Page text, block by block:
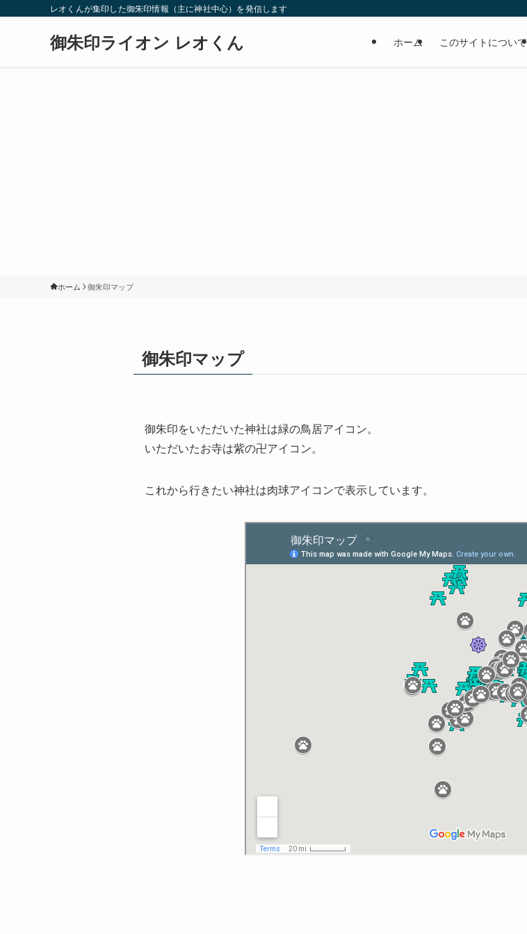
レオくんが集印した御朱印情報（主に神社中心）を発信します
御朱印ライオン レオくん ホーム このサイトについて
ホーム 御朱印マップ
御朱印マップ
御朱印をいただいた神社は緑の鳥居アイコン。
いただいたお寺は紫の卍アイコン。
これから行きたい神社は肉球アイコンで表示しています。